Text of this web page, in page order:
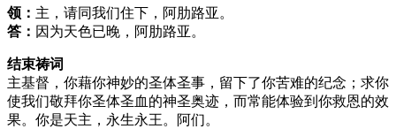
领： 主，请同我们住下，阿肋路亚。
答： 因为天色已晚，阿肋路亚。
结束祷词
主基督，你藉你神妙的圣体圣事，留下了你苦难的纪念；求你
使我们敬拜你圣体圣血的神圣奥迹，而常能体验到你救恩的效
果。你是天主，永生永王。阿们。